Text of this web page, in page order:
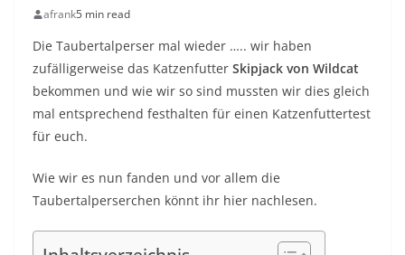
afrank5 min read
Die Taubertalperser mal wieder ….. wir haben
zufälligerweise das Katzenfutter Skipjack von Wildcat
bekommen und wie wir so sind mussten wir dies gleich
mal entsprechend festhalten für einen Katzenfuttertest
für euch.
Wie wir es nun fanden und vor allem die
Taubertalperserchen könnt ihr hier nachlesen.